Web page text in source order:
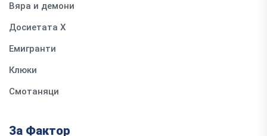
Вяра и демони
Досиетата Х
Емигранти
Клюки
Смотаняци
За Фактор